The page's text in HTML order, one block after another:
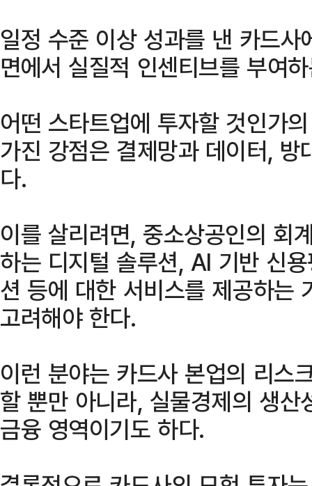
일정 수준 이상 성과를 낸 카드사
면에서 실질적 인센티브를 부여
어떤 스타트업에 투자할 것인가
가진 강점은 결제망과 데이터, 방
다.
이를 살리려면, 중소상공인의 회
하는 디지털 솔루션, AI 기반 신
션 등에 대한 서비스를 제공하는
고려해야 한다.
이런 분야는 카드사 본업의 리스
할 뿐만 아니라, 실물경제의 생
금융 영역이기도 하다.